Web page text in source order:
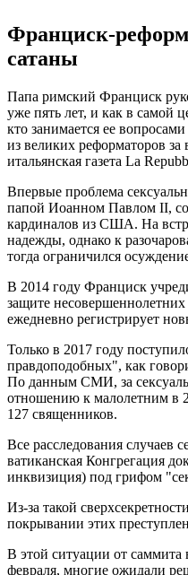
Франциск-
сатаны
Папа римский Франциск
уже пять лет, и как в самой
кто занимается ее
из великих реформаторов
итальянская газета La
Впервые проблема
папой Иоанном Павлом II,
кардиналов из США. На
надежды, однако к
тогда ограничился
В 2014 году Франциск
защите
ежедневно регистрирует
Только в 2017 году
правдоподобных", как
По данным СМИ, за
отношению к малолетним в
127 священников.
Все расследования случаев
ватиканская Конгрегация
инквизиция) под грифом
Из-за такой
покрывании этих
В этой ситуации от
февраля, многие ожидали